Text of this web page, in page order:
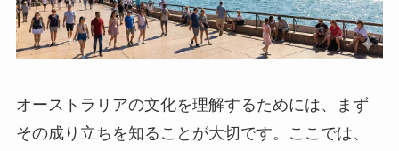
オーストラリアの文化を理解するためには、まず
その成り立ちを知ることが大切です。ここでは、